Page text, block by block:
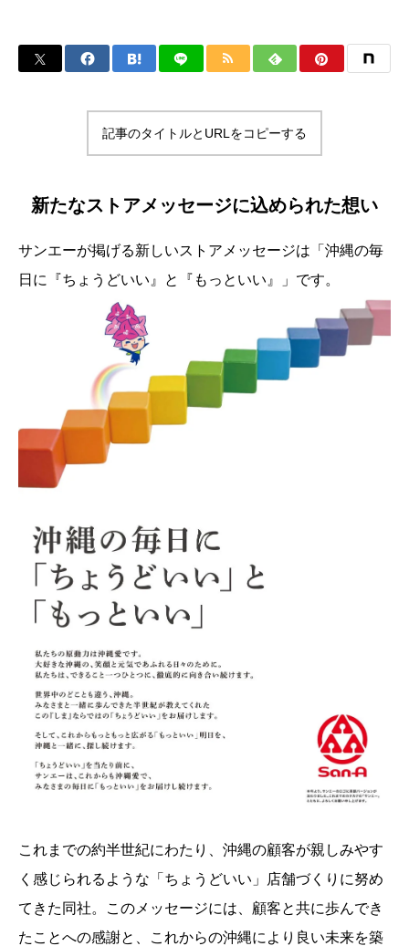
記事のタイトルとURLをコピーする
新たなストアメッセージに込められた想い
サンエーが掲げる新しいストアメッセージは「沖縄の毎
日に『ちょうどいい』と『もっといい』」です。
これまでの約半世紀にわたり、沖縄の顧客が親しみやす
く感じられるような「ちょうどいい」店舗づくりに努め
てきた同社。このメッセージには、顧客と共に歩んでき
たことへの感謝と、これからの沖縄により良い未来を築